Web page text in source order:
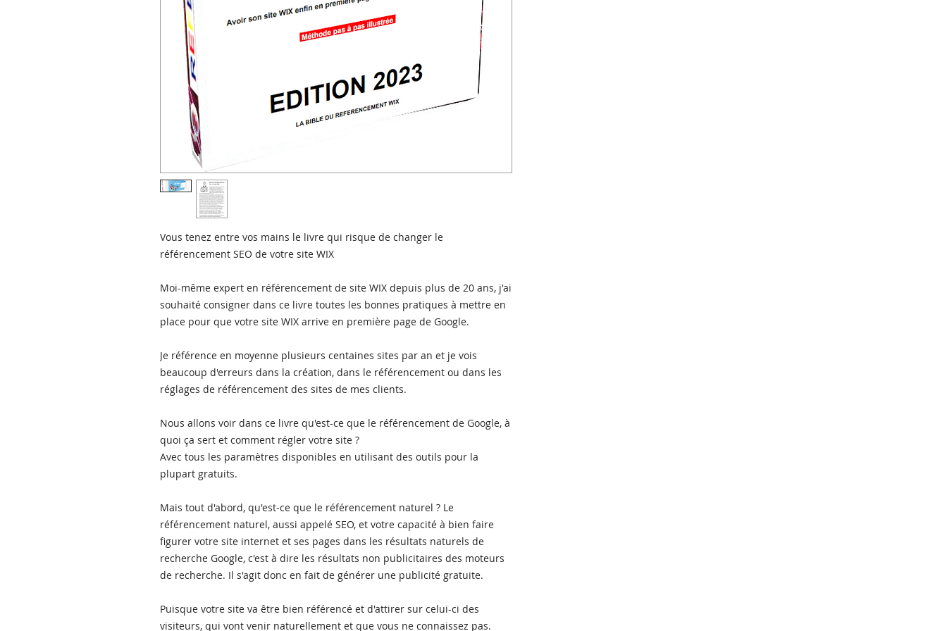
Vous tenez entre vos mains le livre qui risque de changer le
référencement SEO de votre site WIX
Moi-même expert en référencement de site WIX depuis plus de 20 ans, j'ai
souhaité consigner dans ce livre toutes les bonnes pratiques à mettre en
place pour que votre site WIX arrive en première page de Google.
Je référence en moyenne plusieurs centaines sites par an et je vois
beaucoup d'erreurs dans la création, dans le référencement ou dans les
réglages de référencement des sites de mes clients.
Nous allons voir dans ce livre qu'est-ce que le référencement de Google, à
quoi ça sert et comment régler votre site ?
Avec tous les paramètres disponibles en utilisant des outils pour la
plupart gratuits.
Mais tout d'abord, qu'est-ce que le référencement naturel ? Le
référencement naturel, aussi appelé SEO, et votre capacité à bien faire
figurer votre site internet et ses pages dans les résultats naturels de
recherche Google, c'est à dire les résultats non publicitaires des moteurs
de recherche. Il s'agit donc en fait de générer une publicité gratuite.
Puisque votre site va être bien référencé et d'attirer sur celui-ci des
visiteurs, qui vont venir naturellement et que vous ne connaissez pas.